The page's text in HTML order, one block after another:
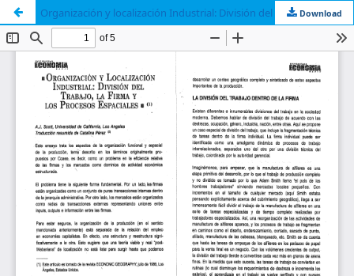
Organización y localización Industrial: División del trabajo, la firma y los procesos espaciales
Download